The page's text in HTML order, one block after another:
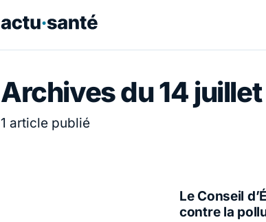
Archives du 14
1 article publié
Le Conseil
contre la